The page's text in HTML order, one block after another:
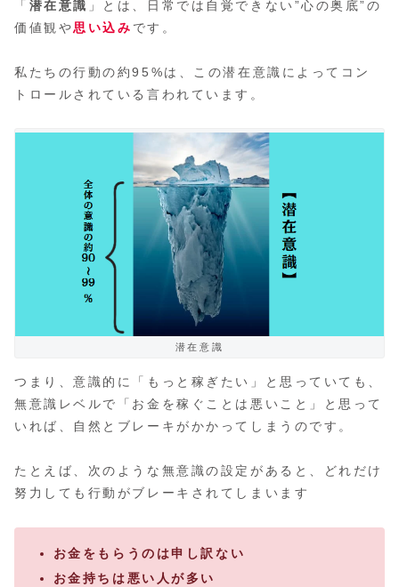
「 潜在意識 」とは、日常では自覚できない”心の奥底”の
価値観や思い込み です。
私たちの行動の約95%は、この潜在意識によってコン
トロールされている言われています。
潜在意識
つまり、意識的に「もっと稼ぎたい」と思っていても、
無意識レベルで「お金を稼ぐことは悪いこと」と思って
いれば、自然とブレーキがかかってしまうのです。
たとえば、次のような無意識の設定があると、どれだけ
努力しても行動がブレーキされてしまいます
お金をもらうのは申し訳ない
お金持ちは悪い人が多い